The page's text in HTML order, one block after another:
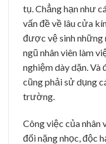
tụ. Chẳng hạn như
vấn đề về lâu cửa
được vệ sinh những
ngũ nhân viên làm
nghiệm dày dặn. Và
cũng phải sử dụng
trường.
Công việc của nhân
đối nặng nhọc, độc